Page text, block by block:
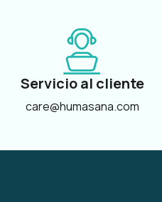
Servicio al cliente
care@humasana.com